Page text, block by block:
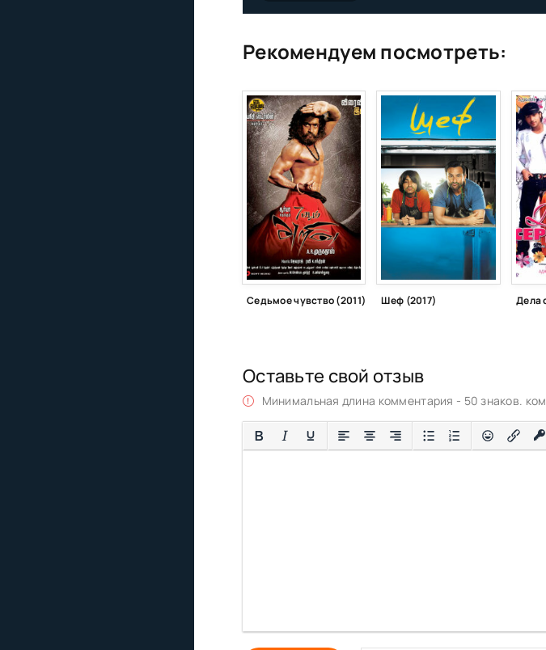
Рекомендуем посмотреть:
Седьмое чувство (2011) Шеф (2017) Дела
Оставьте свой отзыв
Минимальная длина комментария - 50 знаков.